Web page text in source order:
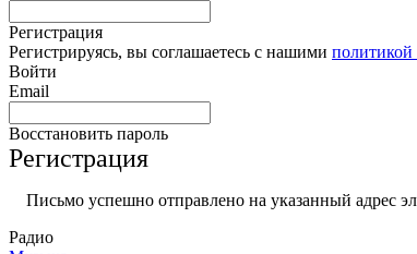
Регистрация
Регистрируясь, вы соглашаетесь с нашими политикой
Войти
Email
Восстановить пароль
Регистрация
Письмо успешно отправлено на указанный адрес
Радио